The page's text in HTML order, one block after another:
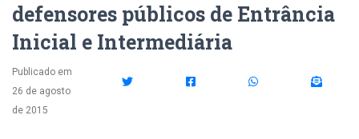
defensores públicos de Entrância
Inicial e Intermediária
Publicado em
26 de agosto
de 2015